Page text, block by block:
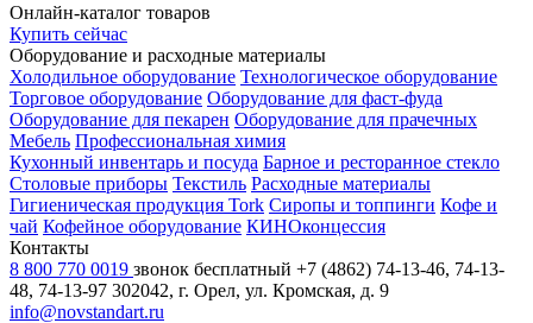
Онлайн-каталог товаров
Купить сейчас
Оборудование и расходные материалы
Холодильное оборудование Технологическое оборудование
Торговое оборудование Оборудование для фаст-фуда
Оборудование для пекарен Оборудование для прачечных
Мебель Профессиональная химия
Кухонный инвентарь и посуда Барное и ресторанное стекло
Столовые приборы Текстиль Расходные материалы
Гигиеническая продукция Tork Сиропы и топпинги Кофе и
чай Кофейное оборудование КИНОконцессия
Контакты
8 800 770 0019 звонок бесплатный +7 (4862) 74-13-46, 74-13-
48, 74-13-97 302042, г. Орел, ул. Кромская, д. 9
info@novstandart.ru